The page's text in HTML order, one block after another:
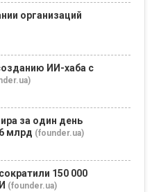
организаций
ИИ-хаба с
за один день
млрд (founder.ua)
150 000
(founder.ua)